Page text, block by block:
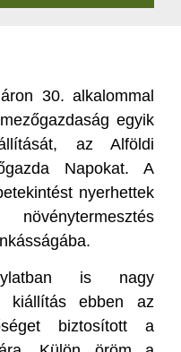
30. alkalommal
egyik
az Alföldi
Napokat. A
nyerhettek
is nagy
kiállítás ebben az
biztosított a